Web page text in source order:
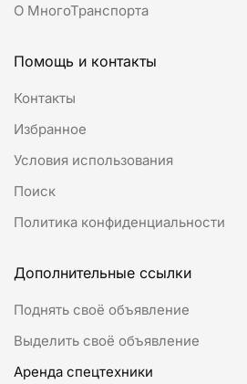
О МногоТранспорта
Помощь и контакты
Контакты
Избранное
Условия использования
Поиск
Политика конфиденциальности
Дополнительные ссылки
Поднять своё объявление
Выделить своё объявление
Аренда спецтехники